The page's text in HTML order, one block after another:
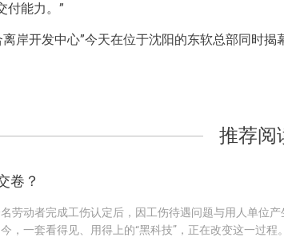
付能力。”
岸开发中心”今天在位于沈阳的东软总部同时揭
推荐阅
卷？
劳动者完成工伤认定后，因工伤待遇问题与用人单位
，一套看得见、用得上的“黑科技”，正在改变这一过